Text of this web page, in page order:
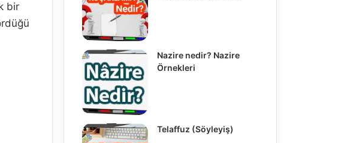
bir
Nazire nedir? Nazire
Örnekleri
Telaffuz (Söyleyiş)